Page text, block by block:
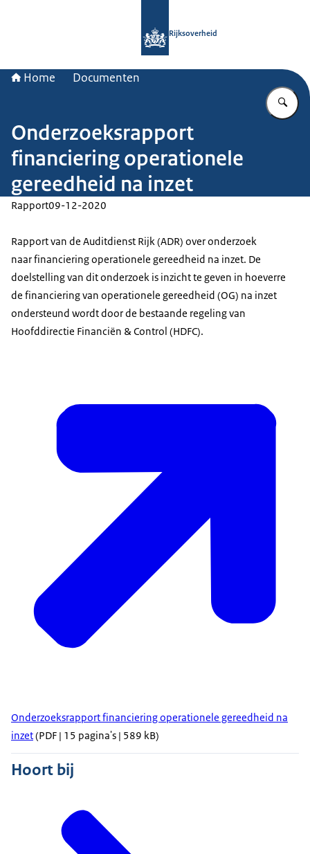
Rijksoverheid
Home Documenten
Onderzoeksrapport
financiering operationele
gereedheid na inzet
Rapport09-12-2020
Rapport van de Auditdienst Rijk (ADR) over onderzoek
naar financiering operationele gereedheid na inzet. De
doelstelling van dit onderzoek is inzicht te geven in hoeverre
de financiering van operationele gereedheid (OG) na inzet
ondersteund wordt door de bestaande regeling van
Hoofddirectie Financiën & Control (HDFC).
Onderzoeksrapport financiering operationele gereedheid na
inzet(PDF | 15 pagina's | 589 kB)
Hoort bij